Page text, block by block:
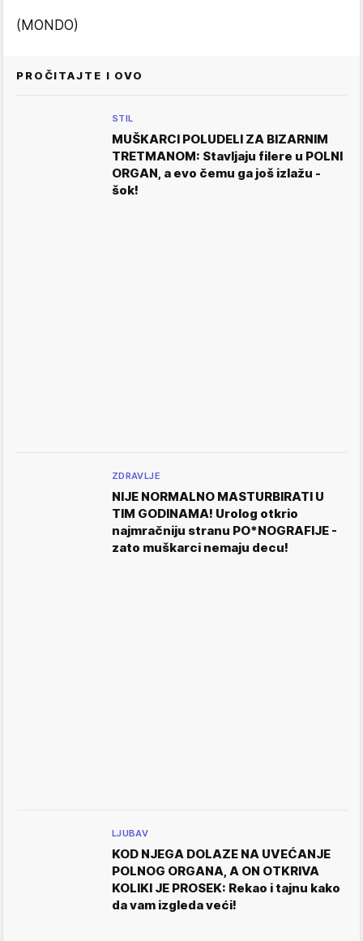
(MONDO)
PROČITAJTE I OVO
STIL
MUŠKARCI POLUDELI ZA BIZARNIM
TRETMANOM: Stavljaju filere u POLNI
ORGAN, a evo čemu ga još izlažu -
šok!
ZDRAVLJE
NIJE NORMALNO MASTURBIRATI U
TIM GODINAMA! Urolog otkrio
najmračniju stranu PO*NOGRAFIJE -
zato muškarci nemaju decu!
LJUBAV
KOD NJEGA DOLAZE NA UVEĆANJE
POLNOG ORGANA, A ON OTKRIVA
KOLIKI JE PROSEK: Rekao i tajnu kako
da vam izgleda veći!